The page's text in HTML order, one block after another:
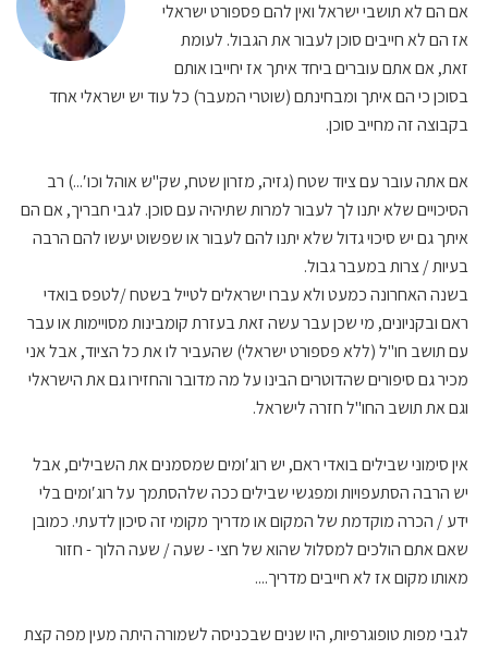
אם הם לא תושבי ישראל ואין להם פספורט ישראלי
אז הם לא חייבים סוכן לעבור את הגבול. לעומת
זאת, אם אתם עוברים ביחד איתך אז יחייבו אותם
בסוכן כי הם איתך ומבחינתם (שוטרי המעבר) כל עוד יש ישראלי אחד
בקבוצה זה מחייב סוכן.
אם אתה עובר עם ציוד שטח (גזיה, מזרון שטח, שק"ש אוהל וכו′...) רב
הסיכויים שלא יתנו לך לעבור למרות שתיהיה עם סוכן. לגבי חבריך, אם הם
איתך גם יש סיכוי גדול שלא יתנו להם לעבור או שפשוט יעשו להם הרבה
בעיות / צרות במעבר גבול.
בשנה האחרונה כמעט ולא עברו ישראלים לטייל בשטח /לטפס בואדי
ראם ובקניונים, מי שכן עבר עשה זאת בעזרת קומבינות מסויימות או עבר
עם תושב חו"ל (ללא פספורט ישראלי) שהעביר לו את כל הציוד, אבל אני
מכיר גם סיפורים שהדוטרים הבינו על מה מדובר והחזירו גם את הישראלי
וגם את תושב החו"ל חזרה לישראל.
אין סימוני שבילים בואדי ראם, יש רוג′ומים שמסמנים את השבילים, אבל
יש הרבה הסתעפויות ומפגשי שבילים ככה שלהסתמך על רוג′ומים בלי
ידע / הכרה מוקדמת של המקום או מדריך מקומי זה סיכון לדעתי. כמובן
שאם אתם הולכים למסלול שהוא של חצי - שעה / שעה הלוך - חזור
מאותו מקום אז לא חייבים מדריך....
לגבי מפות טופוגרפיות, היו שנים שבכניסה לשמורה היתה מעין מפה קצת